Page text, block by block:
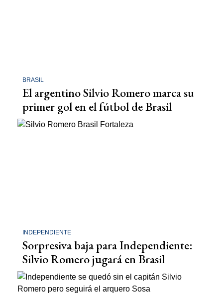
BRASIL
El argentino Silvio Romero marca su
primer gol en el fútbol de Brasil
INDEPENDIENTE
Sorpresiva baja para Independiente:
Silvio Romero jugará en Brasil